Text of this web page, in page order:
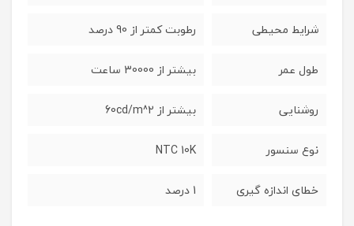
شرایط محیطی رطوبت کمتر از 90 درصد
طول عمر بیشتر از 30000 ساعت
روشنایی بیشتر از 60cd/m^2
نوع سنسور NTC 10K
خطای اندازه گیری 1 درصد